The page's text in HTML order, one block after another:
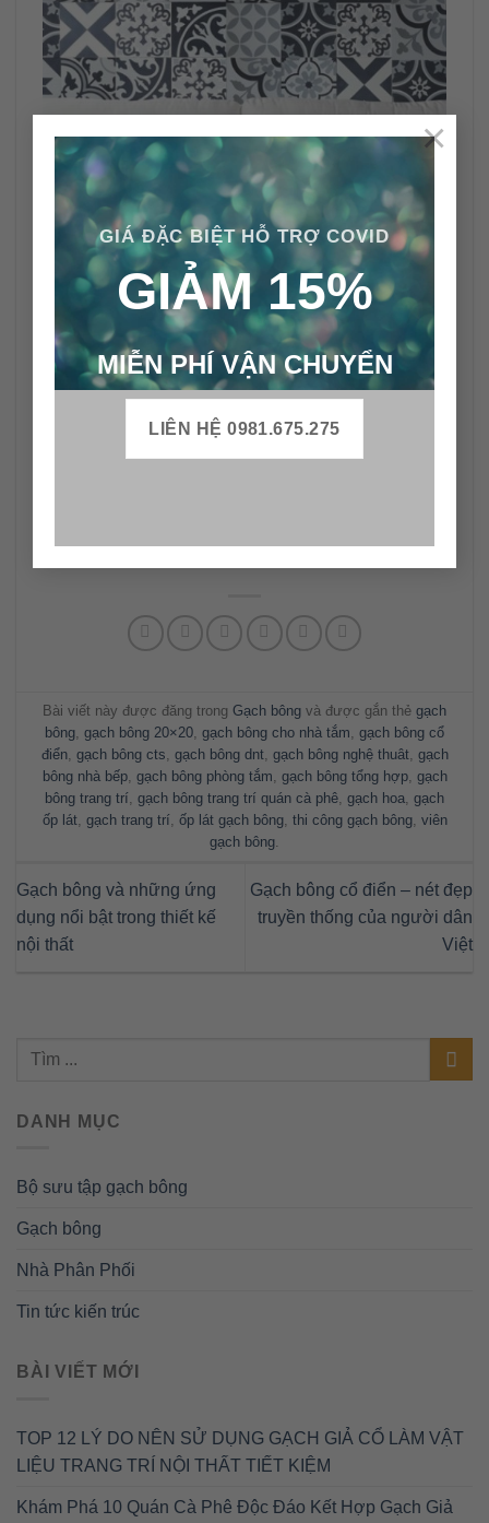
GIÁ ĐẶC BIỆT HỖ TRỢ COVID
GIẢM 15%
MIỄN PHÍ VẬN CHUYỂN
LIÊN HỆ 0981.675.275
×
Nếu bạn đang chuẩn bị xây dựng một căn nhà hoặc
Bài viết này được đăng trong Gạch bông và được gắn thẻ gạch
bông gạch bông 20×20 gạch bông cho nhà tắm gạch bông cổ
điển, gạch bông cts gạch bông dnt, gạch bông nghệ thuât, gạch
bông nhà bếp, gạch bông phòng tắm gạch bông tổng hợp, gạch
bông trang trí gạch bông trang trí quán cà phê gạch hoa gạch
ốp lát, gạch trang trí ốp lát gạch bông, thi công gạch bông, viên
gạch bông
Gạch bông và những ứng
dụng nổi bật trong thiết kế
nội thất
Gạch bông cổ điển – nét đẹp
truyền thống của người dân
Việt
DANH MỤC
Bộ sưu tập gạch bông
Gạch bông
Nhà Phân Phối
Tin tức kiến trúc
BÀI VIẾT MỚI
TOP 12 LÝ DO NÊN SỬ DỤNG GẠCH GIẢ CỔ LÀM VẬT
LIỆU TRANG TRÍ NỘI THẤT TIẾT KIỆM
Khám Phá 10 Quán Cà Phê Độc Đáo Kết Hợp Gạch Giả